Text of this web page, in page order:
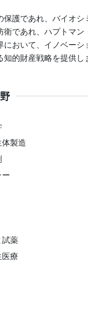
保護であれ、バイオシ
衛であれ、ハプトマ
において、イノベーシ
的財産戦略を提供し
製造
試薬
療